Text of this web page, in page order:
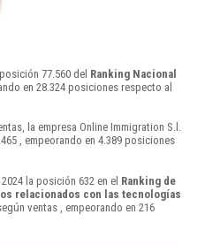
77.560 del Ranking Nacional
en 28.324 posiciones respecto al
la empresa Online Immigration S.l.
, empeorando en 4.389 posiciones
la posición 632 en el Ranking de
relacionados con las tecnologías
ventas , empeorando en 216